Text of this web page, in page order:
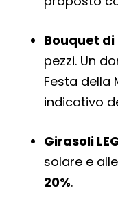
Bouquet di
pezzi. Un
Festa della
indicativo
Girasoli
solare e
20%.